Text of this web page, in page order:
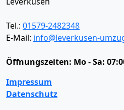
Tel.: 01579-2482348
E-Mail: info@leverkusen-
Öffnungszeiten: Mo - Sa:
Impressum
Datenschutz